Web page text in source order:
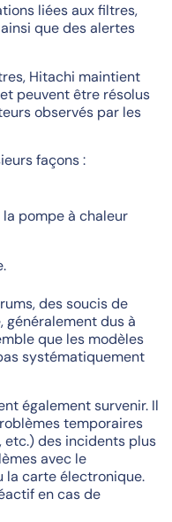
liées aux filtres,
que des alertes
Hitachi maintient
peuvent être résolus
observés par les
façons :
pompe à chaleur
des soucis de
dus à
que les modèles
systématiquement
également survenir. Il
temporaires
etc.) des incidents plus
avec le
la carte électronique.
en cas de